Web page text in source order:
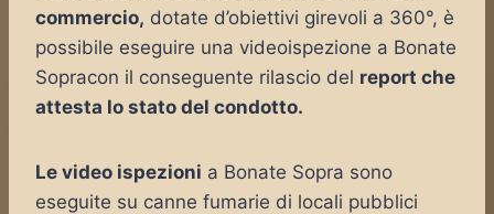
commercio, dotate d’obiettivi girevoli a 360°, è
possibile eseguire una videoispezione a Bonate
Sopracon il conseguente rilascio del report che
attesta lo stato del condotto.
Le video ispezioni a Bonate Sopra sono
eseguite su canne fumarie di locali pubblici